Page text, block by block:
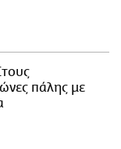
πάλης με